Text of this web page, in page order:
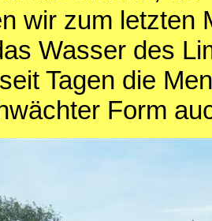
wir zum letzten
Wasser des
Tagen die
Form